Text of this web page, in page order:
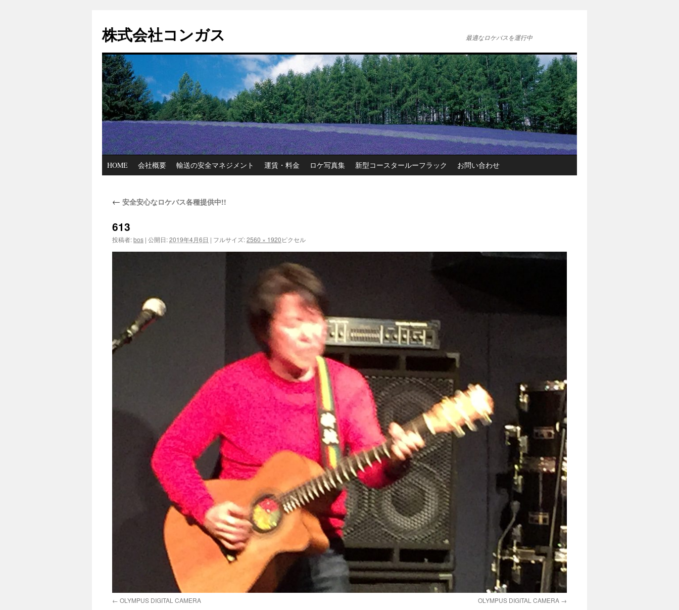
テ
ン
へ
ス
キ
ッ
プ
株式会社コンガス 最適なロケバスを運行中
HOME 会社概要 輸送の安全マネジメント 運賃・料金 ロケ写真集 新型コースタールーフラック お問い合わせ
← 安全安心なロケバス各種提供中!!
613
投稿者:bos | 公開日:2019年4月6日 | フルサイズ:2560 × 1920ピクセル
OLYMPUS DIGITAL CAMERA OLYMPUS DIGITAL CAMERA